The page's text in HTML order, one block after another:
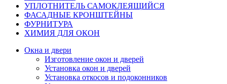
УПЛОТНИТЕЛЬ САМОКЛЕЯЩИЙСЯ
ФАСАДНЫЕ КРОНШТЕЙНЫ
ФУРНИТУРА
ХИМИЯ ДЛЯ ОКОН
Окна и двери
Изготовление окон и дверей
Установка окон и дверей
Установка откосов и подоконников